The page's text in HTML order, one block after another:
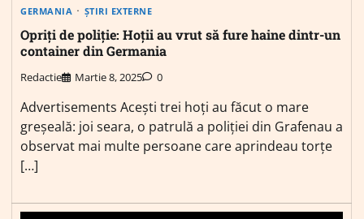
GERMANIA ȘTIRI EXTERNE
Opriți de poliție: Hoții au vrut să fure haine dintr-un
container din Germania
Redactie Martie 8, 2025 0
Advertisements Acești trei hoți au făcut o mare
greșeală: joi seara, o patrulă a poliției din Grafenau a
observat mai multe persoane care aprindeau torțe
[…]